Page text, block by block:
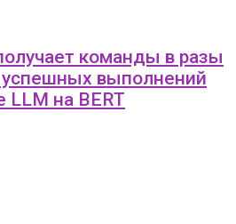
команды в разы
успешных выполнений
LLM на BERT